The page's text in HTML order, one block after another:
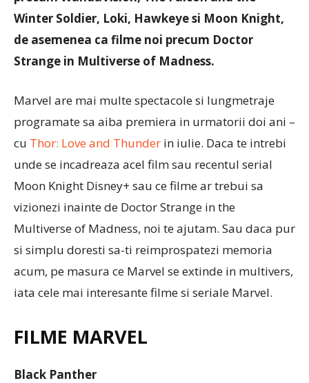
Winter Soldier, Loki, Hawkeye si Moon Knight,
de asemenea ca filme noi precum Doctor
Strange in Multiverse of Madness.
Marvel are mai multe spectacole si lungmetraje
programate sa aiba premiera in urmatorii doi ani –
cu Thor: Love and Thunder in iulie. Daca te intrebi
unde se incadreaza acel film sau recentul serial
Moon Knight Disney+ sau ce filme ar trebui sa
vizionezi inainte de Doctor Strange in the
Multiverse of Madness, noi te ajutam. Sau daca pur
si simplu doresti sa-ti reimprospatezi memoria
acum, pe masura ce Marvel se extinde in multivers,
iata cele mai interesante filme si seriale Marvel.
FILME MARVEL
Black Panther